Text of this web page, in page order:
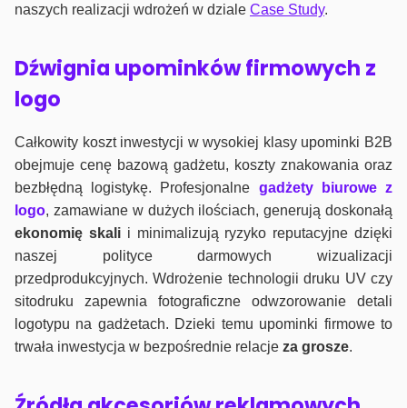
naszych realizacji wdrożeń w dziale Case Study.
Dźwignia upominków firmowych z
logo
Całkowity koszt inwestycji w wysokiej klasy upominki B2B
obejmuje cenę bazową gadżetu, koszty znakowania oraz
bezbłędną logistykę. Profesjonalne gadżety biurowe z
logo, zamawiane w dużych ilościach, generują doskonałą
ekonomię skalii minimalizują ryzyko reputacyjne dzięki
naszej polityce darmowych wizualizacji
przedprodukcyjnych. Wdrożenie technologii druku UV czy
sitodruku zapewnia fotograficzne odwzorowanie detali
logotypu na gadżetach. Dzieki temu upominki firmowe to
trwała inwestycja w bezpośrednie relacje za grosze.